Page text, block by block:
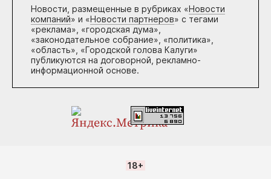
Новости, размещенные в рубриках «Новости
компаний» и «Новости партнеров» с тегами
«реклама», «городская дума»,
«законодательное собрание», «политика»,
«область», «Городской голова Калуги»
публикуются на договорной, рекламно-
информационной основе.
18+